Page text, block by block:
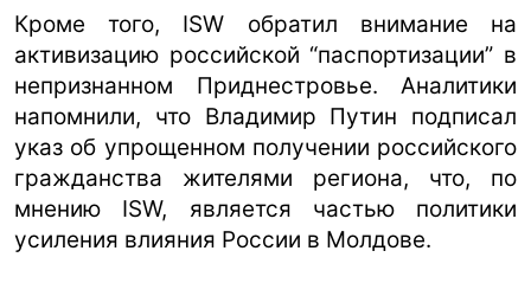
Кроме того, ISW обратил внимание на
активизацию российской “паспортизации” в
непризнанном Приднестровье. Аналитики
напомнили, что Владимир Путин подписал
указ об упрощенном получении российского
гражданства жителями региона, что, по
мнению ISW, является частью политики
усиления влияния России в Молдове.